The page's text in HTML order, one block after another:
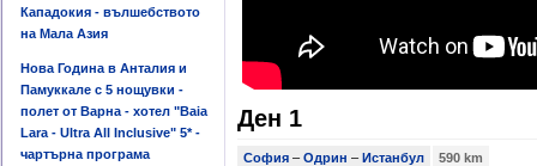
Кападокия - вълшебството
на Мала Азия
Нова Година в Анталия и
Памуккале с 5 нощувки -
полет от Варна - хотел "Baia
Lara - Ultra All Inclusive" 5* -
чартърна програма
Ден 1
София – Одрин – Истанбул 590 km